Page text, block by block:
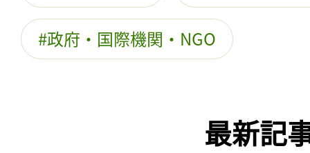
政府・国際機関・NGO
最新記